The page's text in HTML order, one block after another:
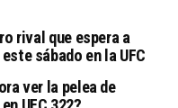
rival que espera a
sábado en la UFC
ver la pelea de